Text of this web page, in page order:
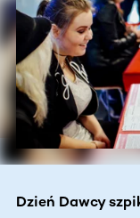
Dzień Dawcy